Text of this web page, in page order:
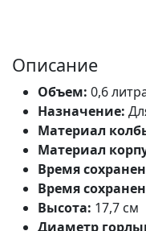
Описание
Объем: 0,6
Назначение:
Материал
Материал
Время
Время
Высота: 17,7 см
Диаметр